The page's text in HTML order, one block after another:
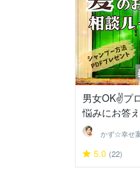
男女OK✌️プ
悩みにお答
かず☆幸せ
5.0 (22)